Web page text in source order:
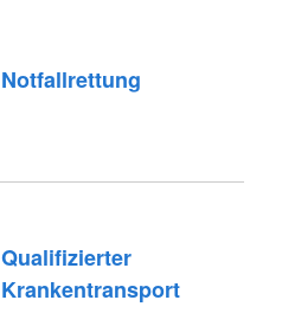
Notfallrettung
Qualifizierter
Krankentransport